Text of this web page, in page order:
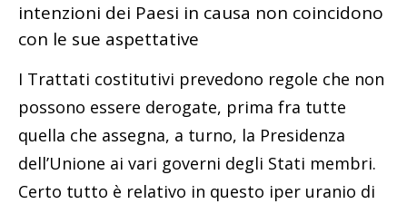
intenzioni dei Paesi in causa non coincidono
con le sue aspettative
I Trattati costitutivi prevedono regole che non
possono essere derogate, prima fra tutte
quella che assegna, a turno, la Presidenza
dell’Unione ai vari governi degli Stati membri.
Certo tutto è relativo in questo iper uranio di